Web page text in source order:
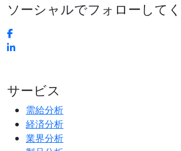
ソーシャルでフォローして
サービス
需給分析
経済分析
業界分析